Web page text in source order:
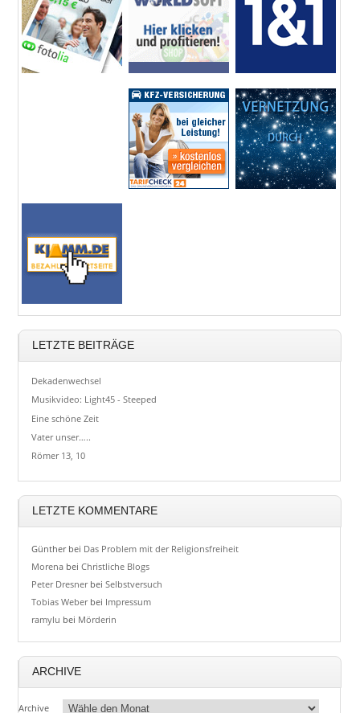
LETZTE BEITRÄGE
Dekadenwechsel
Musikvideo: Light45 - Steeped
Eine schöne Zeit
Vater unser…..
Römer 13, 10
LETZTE KOMMENTARE
Güntherbei Das Problem mit der Religionsfreiheit
Morena beiChristliche Blogs
Peter DresnerbeiSelbstversuch
Tobias Weberbei Impressum
ramylu bei Mörderin
ARCHIVE
Archive